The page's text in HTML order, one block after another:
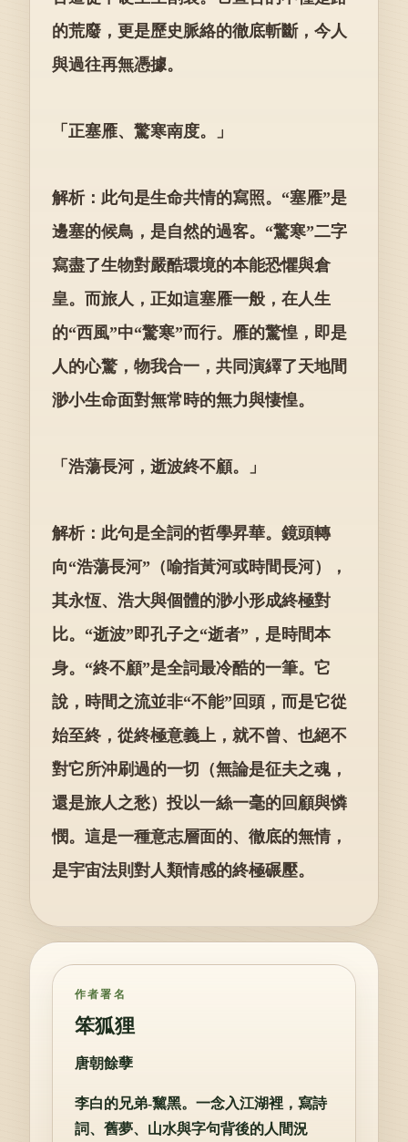
的荒廢，更是歷史脈絡的徹底斬斷，今人
與過往再無憑據。
「正塞雁、驚寒南度。」
解析：此句是生命共情的寫照。“塞雁”是
邊塞的候鳥，是自然的過客。“驚寒”二字
寫盡了生物對嚴酷環境的本能恐懼與倉
皇。而旅人，正如這塞雁一般，在人生
的“西風”中“驚寒”而行。雁的驚惶，即是
人的心驚，物我合一，共同演繹了天地間
渺小生命面對無常時的無力與悽惶。
「浩蕩長河，逝波終不顧。」
解析：此句是全詞的哲學昇華。鏡頭轉
向“浩蕩長河”（喻指黃河或時間長河），
其永恆、浩大與個體的渺小形成終極對
比。“逝波”即孔子之“逝者”，是時間本
身。“終不顧”是全詞最冷酷的一筆。它
說，時間之流並非“不能”回頭，而是它從
始至終，從終極意義上，就不曾、也絕不
對它所沖刷過的一切（無論是征夫之魂，
還是旅人之愁）投以一絲一毫的回顧與憐
憫。這是一種意志層面的、徹底的無情，
是宇宙法則對人類情感的終極碾壓。
作者署名
笨狐狸
唐朝餘孽
李白的兄弟-黧黑。一念入江湖裡，寫詩
詞、舊夢、山水與字句背後的人間況